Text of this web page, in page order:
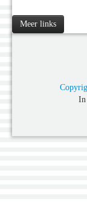
Meer links
In